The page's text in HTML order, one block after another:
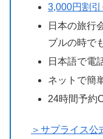
3,000円割
日本の旅行
ブルの時で
日本語で電
ネットで簡
24時間予約
＞サプライス公